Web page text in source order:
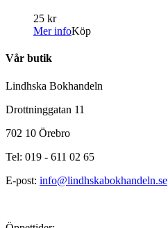
25 kr
Mer infoKöp
Vår butik
Lindhska Bokhandeln
Drottninggatan 11
702 10 Örebro
Tel: 019 - 611 02 65
E-post: info@lindhskabokhandeln.se